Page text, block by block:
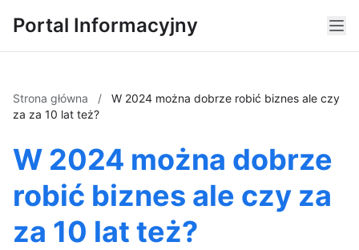
Portal Informacyjny
Strona główna /
W 2024 można dobrze robić biznes ale czy
za za 10 lat też?
W 2024 można dobrze
robić biznes ale czy za
za 10 lat też?